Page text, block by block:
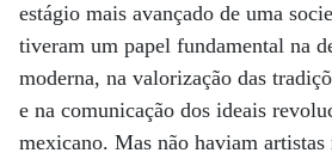
estágio mais avançado de uma
tiveram um papel fundamental na
moderna, na valorização das
e na comunicação dos ideais
mexicano. Mas não haviam artistas